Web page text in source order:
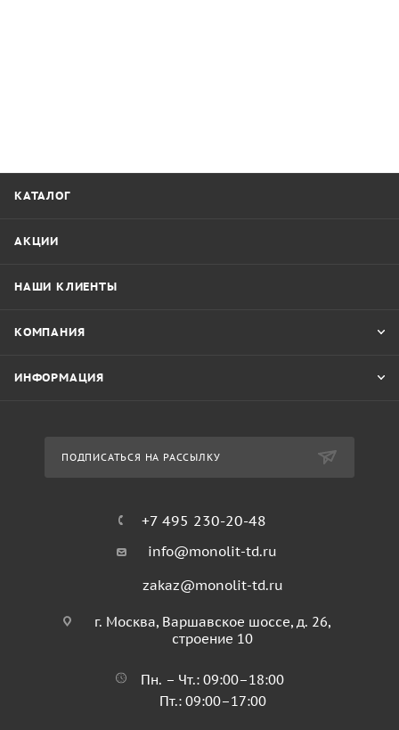
КАТАЛОГ
АКЦИИ
НАШИ КЛИЕНТЫ
КОМПАНИЯ
ИНФОРМАЦИЯ
ПОДПИСАТЬСЯ НА РАССЫЛКУ
+7 495 230-20-48
info@monolit-td.ru
zakaz@monolit-td.ru
г. Москва, Варшавское шоссе, д. 26,
строение 10
Пн. – Чт.: 09:00–18:00
Пт.: 09:00–17:00